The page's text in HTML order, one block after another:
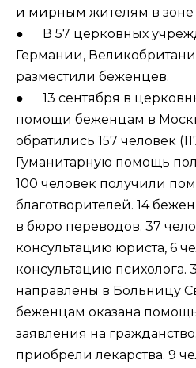
и мирным жителям в зоне
● В 57 церковных
Германии,
разместили беженцев.
● 13 сентября в
помощи беженцам в
обратились 157 человек
Гуманитарную помощь
100 человек получили
благотворителей. 14
в бюро переводов. 37
консультацию юриста, 6
консультацию психолога.
направлены в Больницу
беженцам оказана
заявления на
приобрели лекарства. 9